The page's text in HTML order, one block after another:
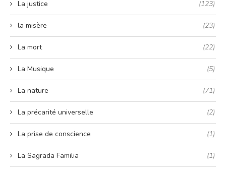
La justice (123)
la misère (23)
La mort (22)
La Musique (5)
La nature (71)
La précarité universelle (2)
La prise de conscience (1)
La Sagrada Familia (1)